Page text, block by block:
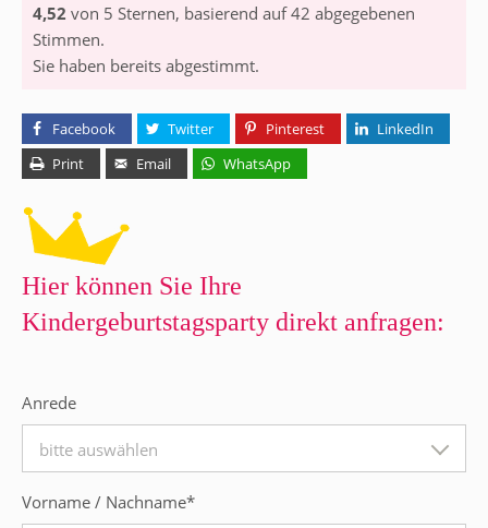
4,52 von 5 Sternen, basierend auf42 abgegebenen
Stimmen.
Sie haben bereits abgestimmt.
Facebook Twitter Pinterest
LinkedIn
Print
Email WhatsApp
Hier können Sie Ihre
Kindergeburtstagsparty direkt anfragen:
Anrede
bitte auswählen
Vorname / Nachname*